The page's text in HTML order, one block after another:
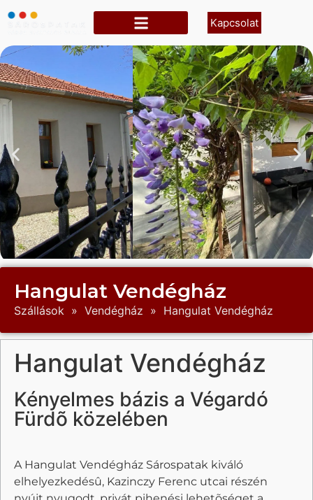
Kapcsolat
Hangulat Vendégház
Szállások » Vendégház » Hangulat Vendégház
Hangulat Vendégház
Kényelmes bázis a Végardó
Fürdõ közelében
A Hangulat Vendégház Sárospatak kiváló
elhelyezkedésû, Kazinczy Ferenc utcai részén